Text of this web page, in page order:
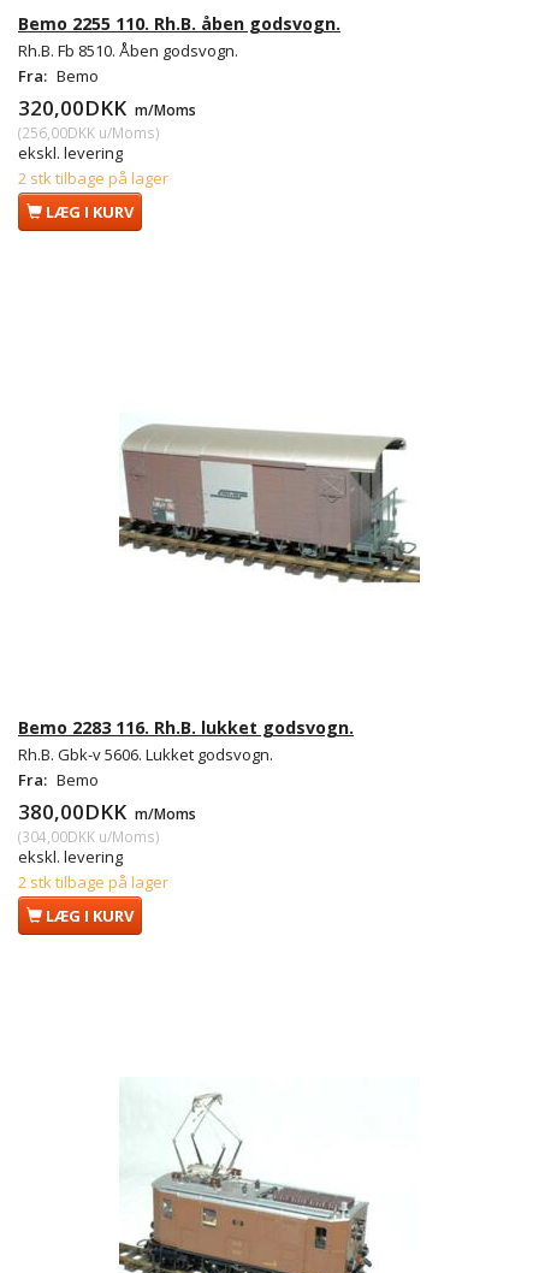
Bemo 2255 110. Rh.B. åben godsvogn.
Rh.B. Fb 8510. Åben godsvogn.
Fra: Bemo
320,00DKK m/Moms
(256,00DKK u/Moms)
ekskl. levering
2 stk tilbage på lager
LÆG I KURV
Bemo 2283 116. Rh.B. lukket godsvogn.
Rh.B. Gbk-v 5606. Lukket godsvogn.
Fra: Bemo
380,00DKK m/Moms
(304,00DKK u/Moms)
ekskl. levering
2 stk tilbage på lager
LÆG I KURV